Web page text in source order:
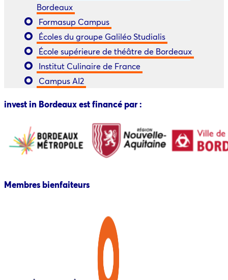
Bordeaux
Formasup Campus
Écoles du groupe Galiléo Studialis
École supérieure de théâtre de Bordeaux
Institut Culinaire de France
Campus AI2
invest in Bordeaux est financé par :
Membres bienfaiteurs